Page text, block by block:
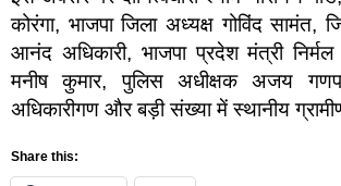
कोरंगा, भाजपा जिला अध्यक्ष गोविंद सामंत,
आनंद अधिकारी, भाजपा प्रदेश मंत्री निर्मल
मनीष कुमार, पुलिस अधीक्षक अजय
अधिकारीगण और बड़ी संख्या में स्थानीय
Share this: